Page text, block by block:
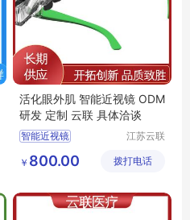
活化眼外肌 智能近视镜 ODM
研发 定制 云联 具体洽谈
智能近视镜
智视镜 睫状肌训练镜
江苏云联
装备有限
￥ 800.00 拨打电话